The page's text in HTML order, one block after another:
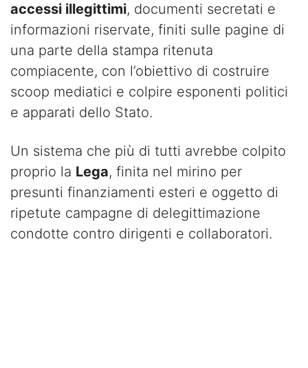
accessi illegittimi, documenti secretati e
informazioni riservate, finiti sulle pagine di
una parte della stampa ritenuta
compiacente, con l’obiettivo di costruire
scoop mediatici e colpire esponenti politici
e apparati dello Stato.
Un sistema che più di tutti avrebbe colpito
proprio la Lega, finita nel mirino per
presunti finanziamenti esteri e oggetto di
ripetute campagne di delegittimazione
condotte contro dirigenti e collaboratori.